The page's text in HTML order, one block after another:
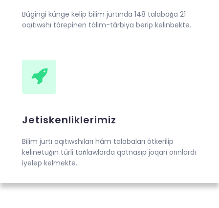
Búgingi kúnge kelip bilim jurtında 148 talabaǵa 21
oqıtıwshı tárepinen tálim-tárbiya berip kelinbekte.
Jetiskenliklerimiz
Bilim jurtı oqıtıwshıları hám talabaları ótkerilip
kelinetuǵın túrli taǹlawlarda qatnasıp joqarı orınlardı
iyelep kelmekte.